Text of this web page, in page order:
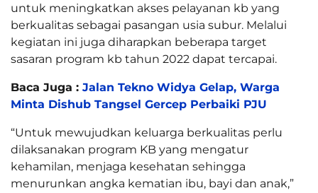
untuk meningkatkan akses pelayanan kb yang
berkualitas sebagai pasangan usia subur. Melalui
kegiatan ini juga diharapkan beberapa target
sasaran program kb tahun 2022 dapat tercapai.
Baca Juga : Jalan Tekno Widya Gelap, Warga
Minta Dishub Tangsel Gercep Perbaiki PJU
“Untuk mewujudkan keluarga berkualitas perlu
dilaksanakan program KB yang mengatur
kehamilan, menjaga kesehatan sehingga
menurunkan angka kematian ibu, bayi dan anak,”